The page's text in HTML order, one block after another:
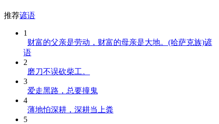
推荐谚语
1
财富的父亲是劳动，财富的母亲是大地。(哈萨克族)谚
语
2
磨刀不误砍柴工。
3
爱走黑路，总要撞鬼
4
薄地怕深耕，深耕当上粪
5